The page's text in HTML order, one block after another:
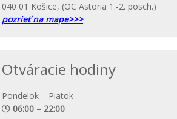
040 01 Košice, (OC Astoria 1.-2. posch.)
pozrieť na mape>>>
Otváracie hodiny
Pondelok – Piatok
06:00 – 22:00